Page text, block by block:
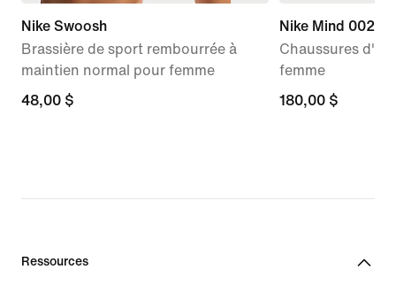
Nike Swoosh
Brassière de sport rembourrée à
maintien normal pour femme
48,00 $
48,00 $
Nike Mind 002
Chaussures
femme
180,00 $
180,00 $
Ressources